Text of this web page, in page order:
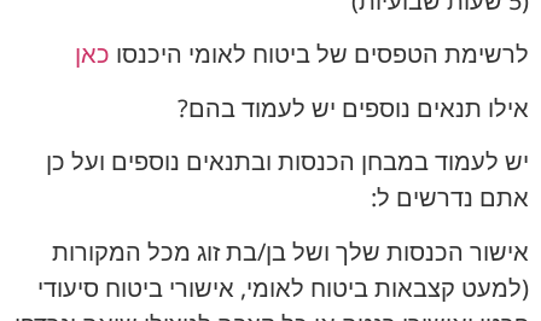
לרשימת הטפסים של ביטוח לאומי היכנסו כאן
אילו תנאים נוספים יש לעמוד בהם?
יש לעמוד במבחן הכנסות ובתנאים נוספים ועל כן
אתם נדרשים ל:
אישור הכנסות שלך ושל בן/בת זוג מכל המקורות
(למעט קצבאות ביטוח לאומי, אישורי ביטוח סיעודי